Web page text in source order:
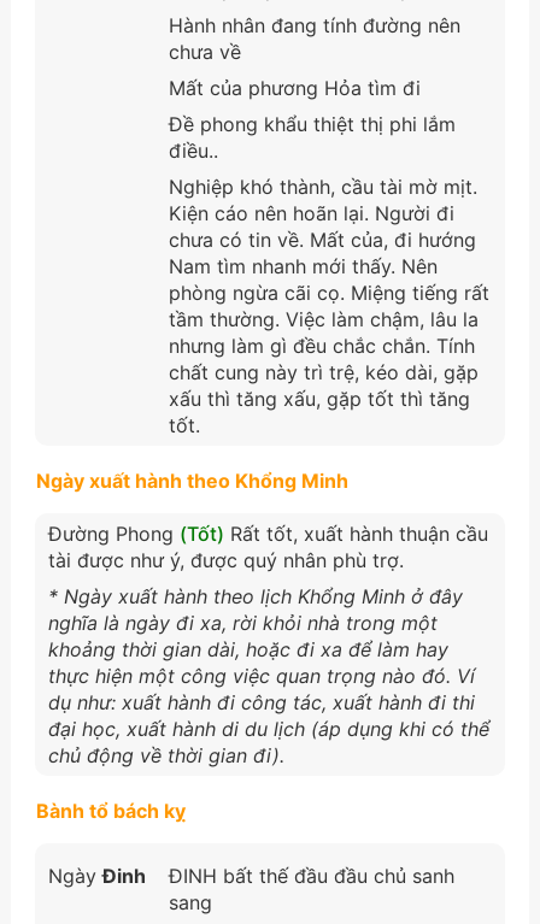
Hành nhân đang tính đường nên
chưa về
Mất của phương Hỏa tìm đi
Đề phong khẩu thiệt thị phi lắm
điều..
Nghiệp khó thành, cầu tài mờ mịt.
Kiện cáo nên hoãn lại. Người đi
chưa có tin về. Mất của, đi hướng
Nam tìm nhanh mới thấy. Nên
phòng ngừa cãi cọ. Miệng tiếng rất
tầm thường. Việc làm chậm, lâu la
nhưng làm gì đều chắc chắn. Tính
chất cung này trì trệ, kéo dài, gặp
xấu thì tăng xấu, gặp tốt thì tăng
tốt.
Ngày xuất hành theo Khổng Minh
Đường Phong (Tốt) Rất tốt, xuất hành thuận cầu
tài được như ý, được quý nhân phù trợ.
* Ngày xuất hành theo lịch Khổng Minh ở đây
nghĩa là ngày đi xa, rời khỏi nhà trong một
khoảng thời gian dài, hoặc đi xa để làm hay
thực hiện một công việc quan trọng nào đó. Ví
dụ như: xuất hành đi công tác, xuất hành đi thi
đại học, xuất hành di du lịch (áp dụng khi có thể
chủ động về thời gian đi).
Bành tổ bách kỵ
NgàyĐinh
ĐINH bất thế đầu đầu chủ sanh
sang